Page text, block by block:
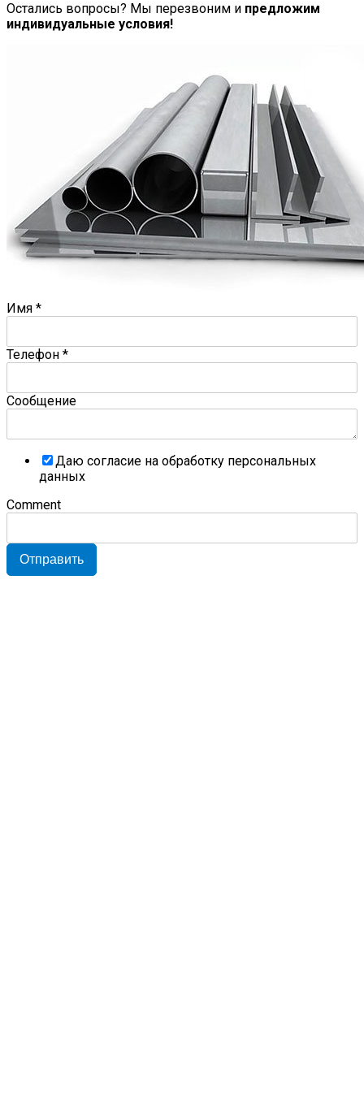
Остались вопросы? Мы перезвоним и предложим
индивидуальные условия!
Имя *
Телефон *
Сообщение
Даю согласие на обработку персональных
данных
Comment
Отправить